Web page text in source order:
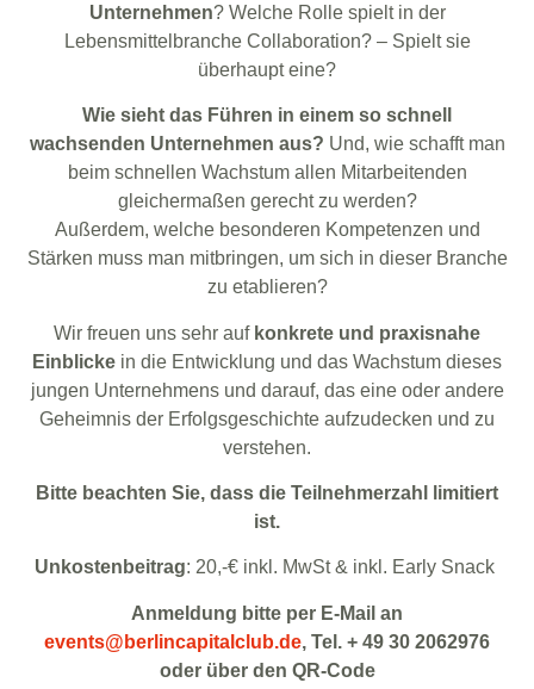
Unternehmen? Welche Rolle spielt in der
Lebensmittelbranche Collaboration? – Spielt sie
überhaupt eine?
Wie sieht das Führen in einem so schnell
wachsenden Unternehmen aus? Und, wie schafft man
beim schnellen Wachstum allen Mitarbeitenden
gleichermaßen gerecht zu werden?
Außerdem, welche besonderen Kompetenzen und
Stärken muss man mitbringen, um sich in dieser Branche
zu etablieren?
Wir freuen uns sehr auf konkrete und praxisnahe
Einblicke in die Entwicklung und das Wachstum dieses
jungen Unternehmens und darauf, das eine oder andere
Geheimnis der Erfolgsgeschichte aufzudecken und zu
verstehen.
Bitte beachten Sie, dass die Teilnehmerzahl limitiert
ist.
Unkostenbeitrag: 20,-€ inkl. MwSt & inkl. Early Snack
Anmeldung bitte per E-Mail an
events@berlincapitalclub.de, Tel. + 49 30 2062976
oder über den QR-Code